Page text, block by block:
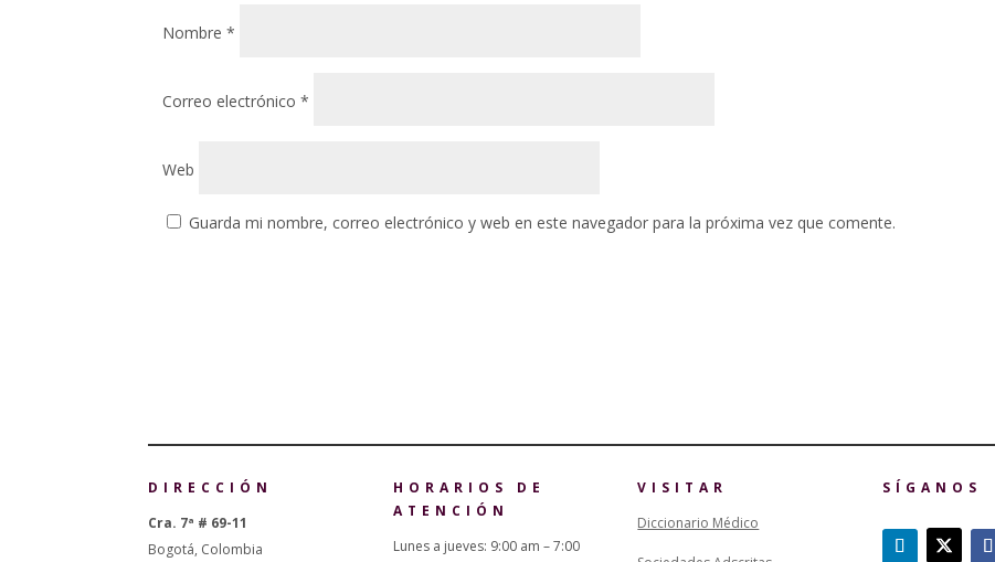
Nombre *
Correo electrónico *
Web
Guarda mi nombre, correo electrónico y web en este navegador para la próxima vez que comente.
DIRECCIÓN
Cra. 7ª # 69-11
Bogotá, Colombia
HORARIOS DE
ATENCIÓN
Lunes a jueves: 9:00 am – 7:00
VISITAR
Diccionario Médico
SÍGANOS